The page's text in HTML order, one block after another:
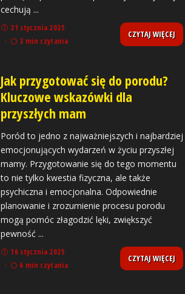
cechują ...
31 stycznia 2025
3 min czytania
CZYTAJ WIĘCEJ
Jak przygotować się do porodu?
Kluczowe wskazówki dla
przyszłych mam
Poród to jedno z najważniejszych i najbardziej
emocjonujących wydarzeń w życiu przyszłej
mamy. Przygotowanie się do tego momentu
to nie tylko kwestia fizyczna, ale także
psychiczna i emocjonalna. Odpowiednie
planowanie i zrozumienie procesu porodu
mogą pomóc złagodzić lęki, zwiększyć
pewność ...
16 stycznia 2025
6 min czytania
CZYTAJ WIĘCEJ